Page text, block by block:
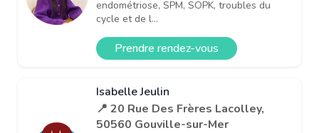
endométriose, SPM, SOPK, troubles du
cycle et de l...
Prendre rendez-vous
Isabelle Jeulin
📍 20 Rue Des Frères Lacolley,
50560 Gouville-sur-Mer